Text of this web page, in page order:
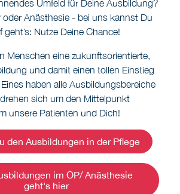
Menschen eine zukunftsorientierte,
und damit einen tollen Einstieg
sich um den Mittelpunkt
unsere Patienten und Dich!
den Ausbildungen in der Pflege
im OP/ Anästhesie
geht's hier
Broschüre